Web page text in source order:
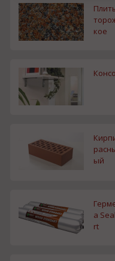
кое
ый
а
rt